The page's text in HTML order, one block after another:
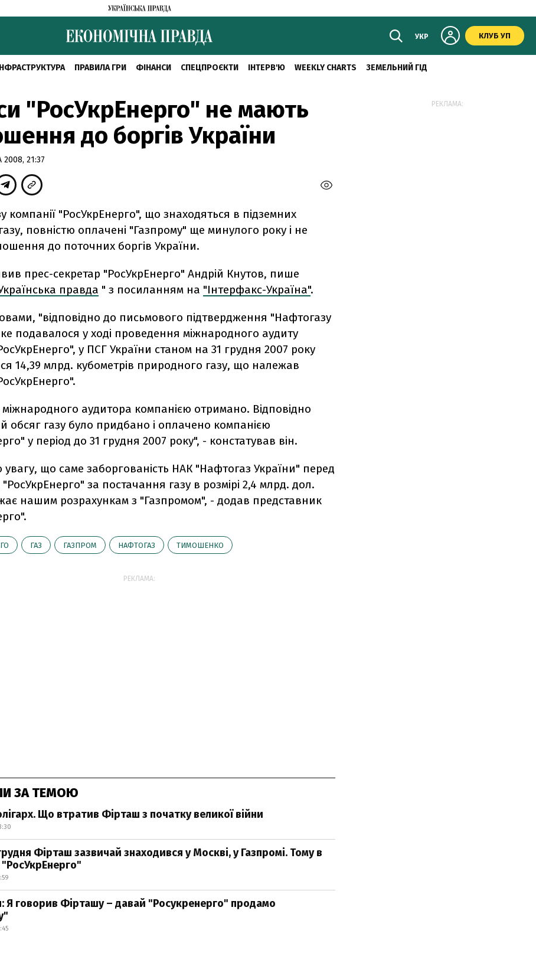
УКР КЛУБ УП
ПРАВИЛА ГРИ ФІНАНСИ СПЕЦПРОЄКТИ ІНТЕРВ'Ю WEEKLY CHARTS ЗЕМЕЛЬНИЙ ГІД
"РосУкрЕнерго" не мають
до боргів України
21:37
компанії "РосУкрЕнерго", що знаходяться в підземних
повністю оплачені "Газпрому" ще минулого року і не
до поточних боргів України.
прес-секретар "РосУкрЕнерго" Андрій Кнутов, пише
правда " з посиланням на "Інтерфакс-Україна".
"відповідно до письмового підтвердження "Нафтогазу
подавалося у ході проведення міжнародного аудиту
у ПСГ України станом на 31 грудня 2007 року
14,39 млрд. кубометрів природного газу, що належав
аудитора компанією отримано. Відповідно
обсяг газу було придбано і оплачено компанією
у період до 31 грудня 2007 року", - констатував він.
увагу, що саме заборгованість НАК "Нафтогаз України" перед
за постачання газу в розмірі 2,4 млрд. дол.
нашим розрахункам з "Газпромом", - додав представник
ГАЗ ГАЗПРОМ НАФТОГАЗ ТИМОШЕНКО
РЕКЛАМА:
ЗА ТЕМОЮ
Що втратив Фірташ з початку великої війни
Фірташ зазвичай знаходився у Москві, у Газпромі. Тому в
Я говорив Фірташу – давай "Росукренерго" продамо
РЕКЛАМА: